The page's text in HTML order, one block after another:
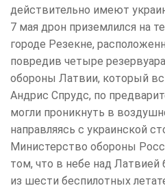
действительно имеют
7 мая дрон приземлился на
городе Резекне,
повредив четыре
обороны Латвии, который
Андрис Спрудс, по
могли проникнуть в
направляясь с украинской
Министерство обороны
том, что в небе над Латвией
из шести беспилотных